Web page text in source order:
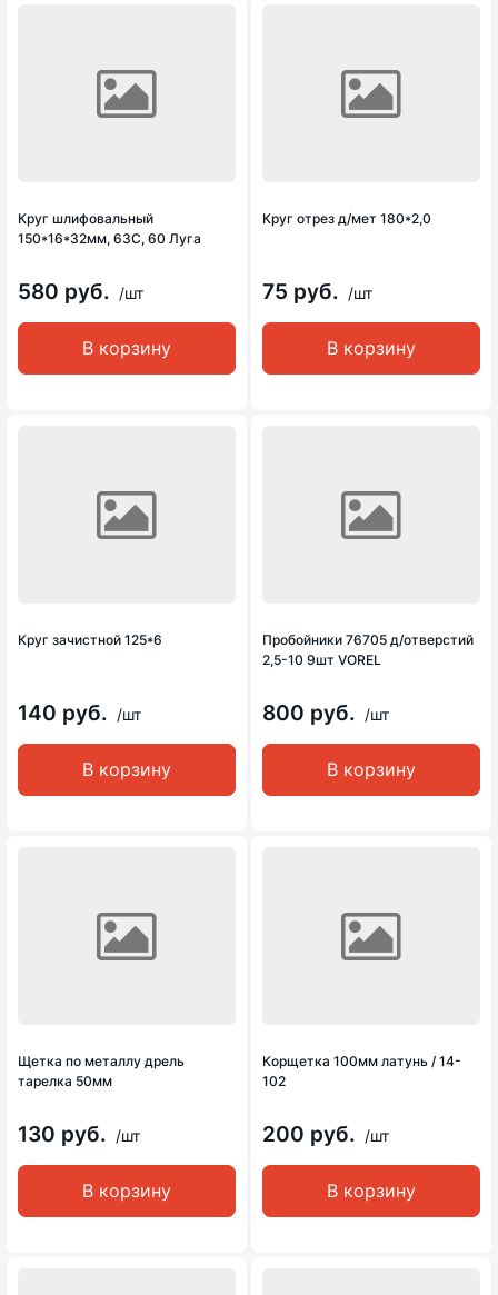
Круг шлифовальный
150*16*32мм, 63С, 60 Луга
580 руб. /шт
В корзину
Круг отрез д/мет 180*2,0
75 руб. /шт
В корзину
Круг зачистной 125*6
140 руб. /шт
В корзину
Пробойники 76705 д/отверстий
2,5-10 9шт VOREL
800 руб. /шт
В корзину
Щетка по металлу дрель
тарелка 50мм
130 руб. /шт
В корзину
Корщетка 100мм латунь / 14-
102
200 руб. /шт
В корзину